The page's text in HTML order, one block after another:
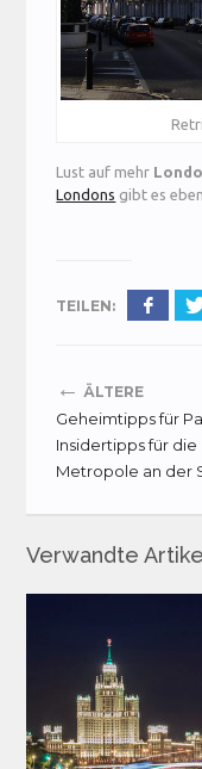
Lust auf mehr
Londons gibt es
TEILEN:
← ÄLTERE
Geheimtipps für
Insidertipps für die
Metropole an der
Verwandte